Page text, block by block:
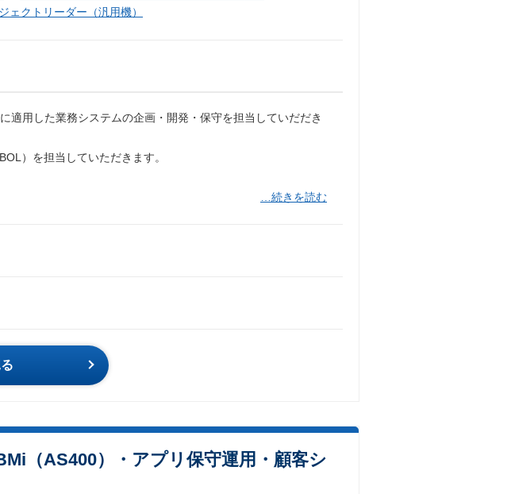
ェクトリーダー（汎用機）
適用した業務システムの企画・開発・保守を担当していだだき
）を担当していただきます。
…続きを読む
（AS400）・アプリ保守運用・顧客シ